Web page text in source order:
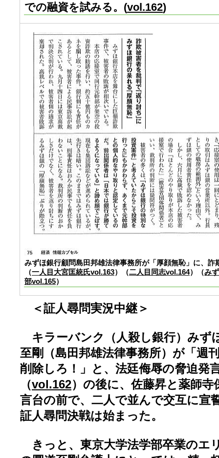
での融資を試みる。(vol.162)
みずほ銀行顧問島田邦雄法律事務所が「厚顔無恥」に、詐
（一人目大宮匡統氏vol.163）（二人目同志vol.164）（み
部vol.165）
＜証人尋問実況中継＞
キラーバンク（人殺し銀行）みず
至剛（島田邦雄法律事務所）が「週
削除しろ！」と、法廷侮辱の脅迫発
（vol.162）の後に、佐藤昇と薬師
言台の前で、二人で並んで交互に宣
証人尋問決戦は始まった。
きっと、東京大学法学部卒業のエ